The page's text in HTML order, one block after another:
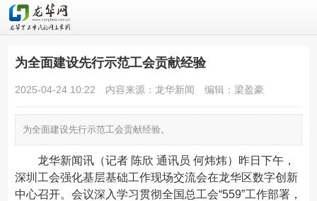
为全面建设先行示范工会贡献经验
2025-04-24 10:22 内容来源：龙华新闻 编辑：梁盈豪
为全面建设先行示范工会贡献经验。
龙华新闻讯（记者 陈欣 通讯员 何炜炜）昨日下午，
深圳工会强化基层基础工作现场交流会在龙华区数字创新
中心召开。会议深入学习贯彻全国总工会“559”工作部署，